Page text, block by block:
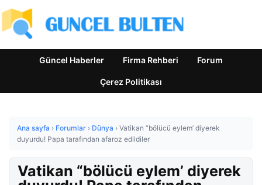
Güncel Haberler Firma Rehberi Forum
Çerez Politikası
Ana sayfa › Forumlar › Dünya › Vatikan “bölücü eylem’ diyerek
duyurdu! Papa tarafından afaroz edildiler
Vatikan “bölücü eylem’ diyerek